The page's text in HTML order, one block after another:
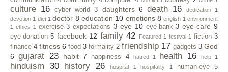
culture 16 cyber world 3 daughters 6 death 16 dedication
1
devotion 1 diet 1 doctor 8 education 10 emotions 8 english 1 environment
1 ethics 1 exercise 3 expectations 3 eye 10 eye-bank 3 eye-care 9
eye-donation 5 facebook 12 family 42 Featured 1 festival 1 fiction 3
finance 4 fitness 6 food 3 formality 2 friendship 17 gadgets 3 God
6 gujarat 23 habit 7 happiness 4 hatred 1 health 16 help 1
hinduism 30 history 26 hospital 1 hospitality 1 human-eye
5